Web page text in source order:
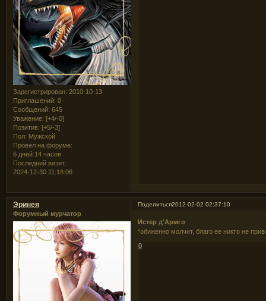
Зарегистрирован: 2010-10-13
Приглашений: 0
Сообщений: 645
Уважение: [+4/-0]
Позитив: [+5/-3]
Пол: Мужской
Провел на форуме:
6 дней 14 часов
Последний визит:
2024-12-30 11:18:06
Поделиться2012-02-02 02:37:10
Эринея
Форумный мурчатор
Истер д'Армго
*обиженно молчит, благо ее никто не
0